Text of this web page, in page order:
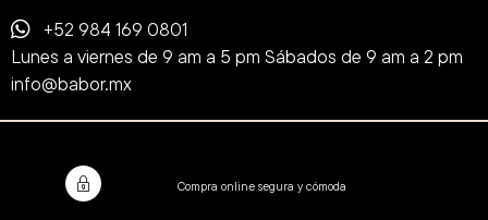
+52 984 169 0801
Lunes a viernes de 9 am a 5 pm Sábados de 9 am a 2 pm
info@babor.mx
Compra online segura y cómoda